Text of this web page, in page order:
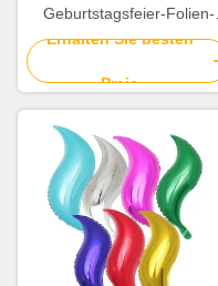
Geburtstagsfeier-Folien-
Ballon-Geburtstagsfeier-
Dekoration besonders an
Erhalten Sie besten
Preis